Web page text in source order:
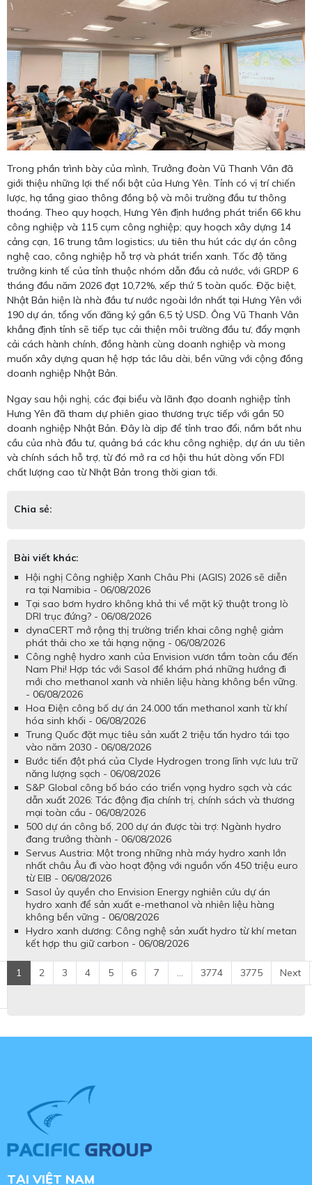
Trong phần trình bày của mình, Trưởng đoàn Vũ Thanh Vân đã
giới thiệu những lợi thế nổi bật của Hưng Yên. Tỉnh có vị trí chiến
lược, hạ tầng giao thông đồng bộ và môi trường đầu tư thông
thoáng. Theo quy hoạch, Hưng Yên định hướng phát triển 66 khu
công nghiệp và 115 cụm công nghiệp; quy hoạch xây dựng 14
cảng cạn, 16 trung tâm logistics; ưu tiên thu hút các dự án công
nghệ cao, công nghiệp hỗ trợ và phát triển xanh. Tốc độ tăng
trưởng kinh tế của tỉnh thuộc nhóm dẫn đầu cả nước, với GRDP 6
tháng đầu năm 2026 đạt 10,72%, xếp thứ 5 toàn quốc. Đặc biệt,
Nhật Bản hiện là nhà đầu tư nước ngoài lớn nhất tại Hưng Yên với
190 dự án, tổng vốn đăng ký gần 6,5 tỷ USD. Ông Vũ Thanh Vân
khẳng định tỉnh sẽ tiếp tục cải thiện môi trường đầu tư, đẩy mạnh
cải cách hành chính, đồng hành cùng doanh nghiệp và mong
muốn xây dựng quan hệ hợp tác lâu dài, bền vững với cộng đồng
doanh nghiệp Nhật Bản.
Ngay sau hội nghị, các đại biểu và lãnh đạo doanh nghiệp tỉnh
Hưng Yên đã tham dự phiên giao thương trực tiếp với gần 50
doanh nghiệp Nhật Bản. Đây là dịp để tỉnh trao đổi, nắm bắt nhu
cầu của nhà đầu tư, quảng bá các khu công nghiệp, dự án ưu tiên
và chính sách hỗ trợ, từ đó mở ra cơ hội thu hút dòng vốn FDI
chất lượng cao từ Nhật Bản trong thời gian tới.
Chia sẻ:
Bài viết khác:
Hội nghị Công nghiệp Xanh Châu Phi (AGIS) 2026 sẽ diễn
ra tại Namibia - 06/08/2026
Tại sao bơm hydro không khả thi về mặt kỹ thuật trong lò
DRI trục đứng? - 06/08/2026
dynaCERT mở rộng thị trường triển khai công nghệ giảm
phát thải cho xe tải hạng nặng - 06/08/2026
Công nghệ hydro xanh của Envision vươn tầm toàn cầu đến
Nam Phi! Hợp tác với Sasol để khám phá những hướng đi
mới cho methanol xanh và nhiên liệu hàng không bền vững.
- 06/08/2026
Hoa Điện công bố dự án 24.000 tấn methanol xanh từ khí
hóa sinh khối - 06/08/2026
Trung Quốc đặt mục tiêu sản xuất 2 triệu tấn hydro tái tạo
vào năm 2030 - 06/08/2026
Bước tiến đột phá của Clyde Hydrogen trong lĩnh vực lưu trữ
năng lượng sạch - 06/08/2026
S&P Global công bố báo cáo triển vọng hydro sạch và các
dẫn xuất 2026: Tác động địa chính trị, chính sách và thương
mại toàn cầu - 06/08/2026
500 dự án công bố, 200 dự án được tài trợ: Ngành hydro
đang trưởng thành - 06/08/2026
Servus Austria: Một trong những nhà máy hydro xanh lớn
nhất châu Âu đi vào hoạt động với nguồn vốn 450 triệu euro
từ EIB - 06/08/2026
Sasol ủy quyền cho Envision Energy nghiên cứu dự án
hydro xanh để sản xuất e-methanol và nhiên liệu hàng
không bền vững - 06/08/2026
Hydro xanh dương: Công nghệ sản xuất hydro từ khí metan
kết hợp thu giữ carbon - 06/08/2026
1 2 3 4 5 6 7 ... 3774 3775 Next
TẠI VIỆT NAM